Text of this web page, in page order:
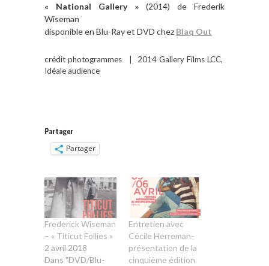
« National Gallery » (2014) de Frederik
Wiseman
disponible en Blu-Ray et DVD chez Blaq Out
crédit photogrammes | 2014 Gallery Films LCC,
Idéale audience
Partager
Partager
Frederick Wiseman
– « Titicut Follies »
2 avril 2018
Dans "DVD/Blu-
Entretien avec
Cécile Herreman-
présentation de la
cinquième édition